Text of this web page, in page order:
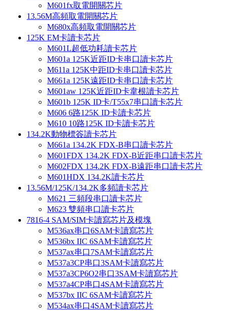
M601fx取電開關芯片
13.56M高頻取電開關芯片
M680x高頻取電開關芯片
125K EM卡讀卡芯片
M601L超低功耗讀卡芯片
M601a 125K近距ID卡串口讀卡芯片
M611a 125K中距ID卡串口讀卡芯片
M661a 125K遠距ID卡串口讀卡芯片
M601aw 125K近距ID卡韋根讀卡芯片
M601b 125K ID卡/T55x7串口讀卡芯片
M606 6路125K ID卡讀卡芯片
M610 10路125K ID卡讀卡芯片
134.2K動物標簽讀卡芯片
M661a 134.2K FDX-B串口讀卡芯片
M601FDX 134.2K FDX-B近距串口讀卡芯片
M602FDX 134.2K FDX-B遠距串口讀卡芯片
M601HDX 134.2K讀卡芯片
13.56M/125K/134.2K多頻讀卡芯片
M621 三頻段串口讀卡芯片
M623 雙頻串口讀卡芯片
7816-4 SAM/SIM卡讀寫芯片及模塊
M536ax串口6SAM卡讀寫芯片
M536bx IIC 6SAM卡讀寫芯片
M537ax串口7SAM卡讀寫芯片
M537a3CP串口3SAM卡讀寫芯片
M537a3CP6O2串口3SAM卡讀寫芯片
M537a4CP串口4SAM卡讀寫芯片
M537bx IIC 6SAM卡讀寫芯片
M534ax串口4SAM卡讀寫芯片